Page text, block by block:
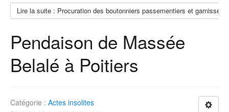
Lire la suite : Procuration des boutonniers passementiers et
Pendaison de Massée
Belalé à Poitiers
Catégorie : Actes insolites